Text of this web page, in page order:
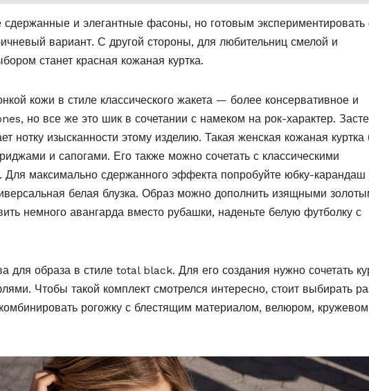
и элегантные фасоны, но готовым экспериментировать
вариант. С другой стороны, для любительниц смелой и
станет красная кожаная куртка.
кожи в стиле классического жакета — более консервативное и
но все же это шик в сочетании с намеком на рок-характер.
нотку изысканности этому изделию. Такая женская кожаная куртка
и сапогами. Его также можно сочетать с классическими
Для максимально сдержанного эффекта попробуйте юбку-карандаш
белая блузка. Образ можно дополнить изящными
немного авангарда вместо рубашки, наденьте белую футболку с
для образа в стиле total black. Для его создания нужно сочетать
Чтобы такой комплект смотрелся интересно, стоит выбирать
рогожку с блестящим материалом, велюром,